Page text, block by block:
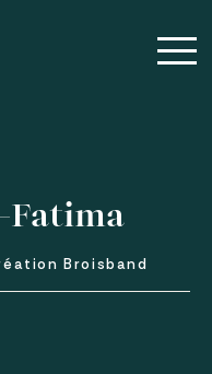
Fatima
Broisband